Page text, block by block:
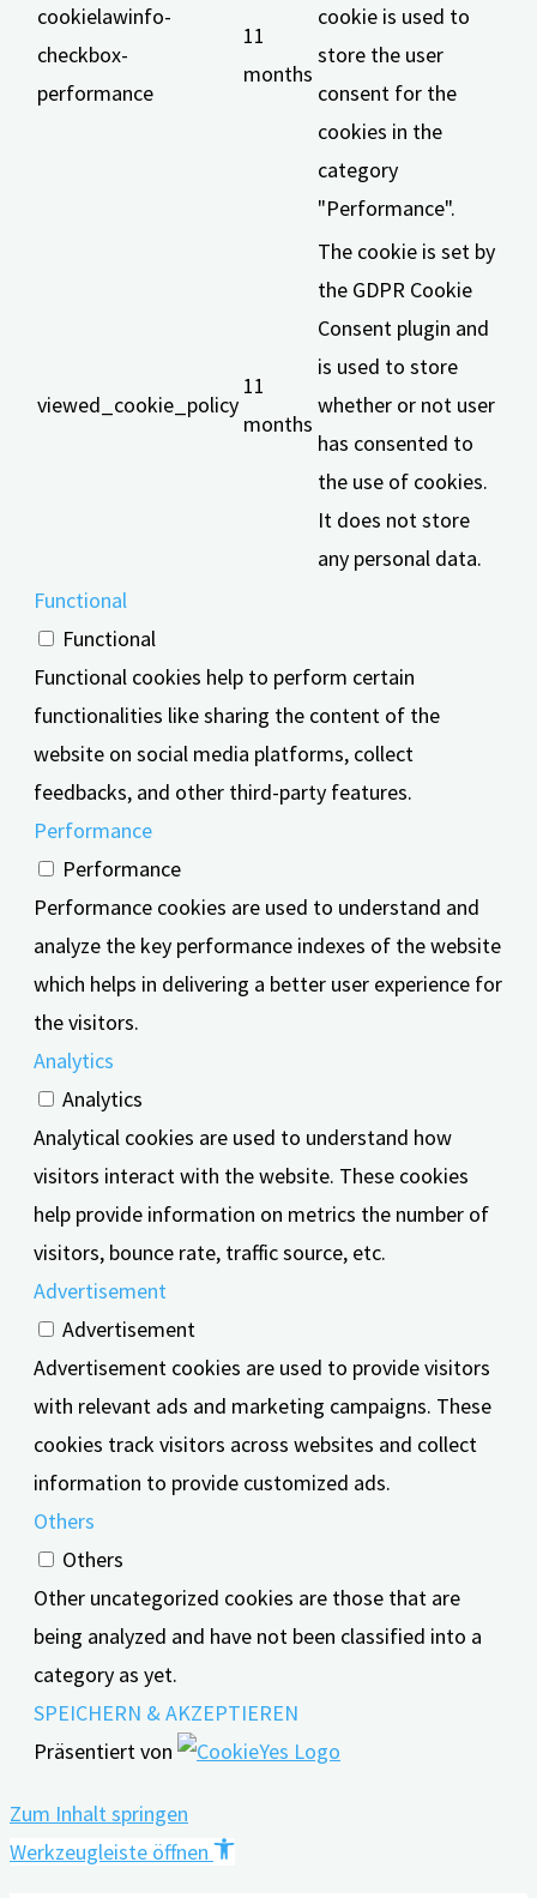
cookielawinfo-
checkbox-
performance
11
months
cookie is used to
store the user
consent for the
cookies in the
category
"Performance".
viewed_cookie_policy
11
months
The cookie is set by
the GDPR Cookie
Consent plugin and
is used to store
whether or not user
has consented to
the use of cookies.
It does not store
any personal data.
Functional
Functional
Functional cookies help to perform certain
functionalities like sharing the content of the
website on social media platforms, collect
feedbacks, and other third-party features.
Performance
Performance
Performance cookies are used to understand and
analyze the key performance indexes of the website
which helps in delivering a better user experience for
the visitors.
Analytics
Analytics
Analytical cookies are used to understand how
visitors interact with the website. These cookies
help provide information on metrics the number of
visitors, bounce rate, traffic source, etc.
Advertisement
Advertisement
Advertisement cookies are used to provide visitors
with relevant ads and marketing campaigns. These
cookies track visitors across websites and collect
information to provide customized ads.
Others
Others
Other uncategorized cookies are those that are
being analyzed and have not been classified into a
category as yet.
SPEICHERN & AKZEPTIEREN
Präsentiert von
Zum Inhalt springen
Werkzeugleiste öffnen